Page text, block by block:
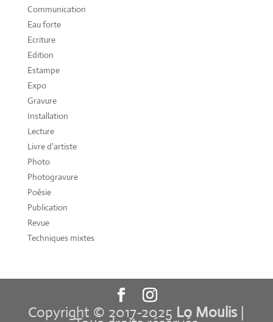
Communication
Eau forte
Ecriture
Edition
Estampe
Expo
Gravure
Installation
Lecture
Livre d'artiste
Photo
Photogravure
Poésie
Publication
Revue
Techniques mixtes
Copyright © 2017-2025 Lo Moulis |